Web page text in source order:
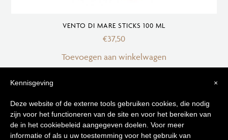
VENTO DI MARE STICKS 100 ML
€37,50
Toevoegen aan winkelwagen
Tips voor
een stralende huid
×
Kennisgeving
Deze website of de externe tools gebruiken cookies, die nodig
zijn voor het functioneren van de site en voor het bereiken van
de in het cookiebeleid aangegeven doelen. Voor meer
informatie of als u uw toestemming voor het gebruik van